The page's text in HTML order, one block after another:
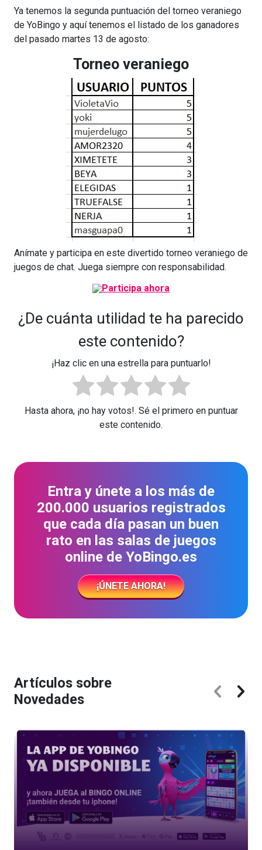
Ya tenemos la segunda puntuación del torneo veraniego
de YoBingo y aquí tenemos el listado de los ganadores
del pasado martes 13 de agosto:
Torneo veraniego
Anímate y participa en este divertido torneo veraniego de
juegos de chat. Juega siempre con responsabilidad.
¿De cuánta utilidad te ha parecido
este contenido?
¡Haz clic en una estrella para puntuarlo!
Hasta ahora, ¡no hay votos!. Sé el primero en puntuar
este contenido.
Entra y únete a los más de
200.000 usuarios registrados
que cada día pasan un buen
rato en las salas de juegos
online de YoBingo.es
¡ÚNETE AHORA!
Artículos sobre
Novedades